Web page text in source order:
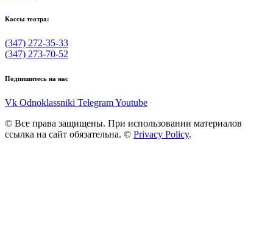
Кассы театра:
(347) 272-35-33
(347) 273-70-52
Подпишитесь на нас
Vk Odnoklassniki TelegramYoutube
© Все права защищены. При использовании материалов
ссылка на сайт обязательна. © Privacy Policy.